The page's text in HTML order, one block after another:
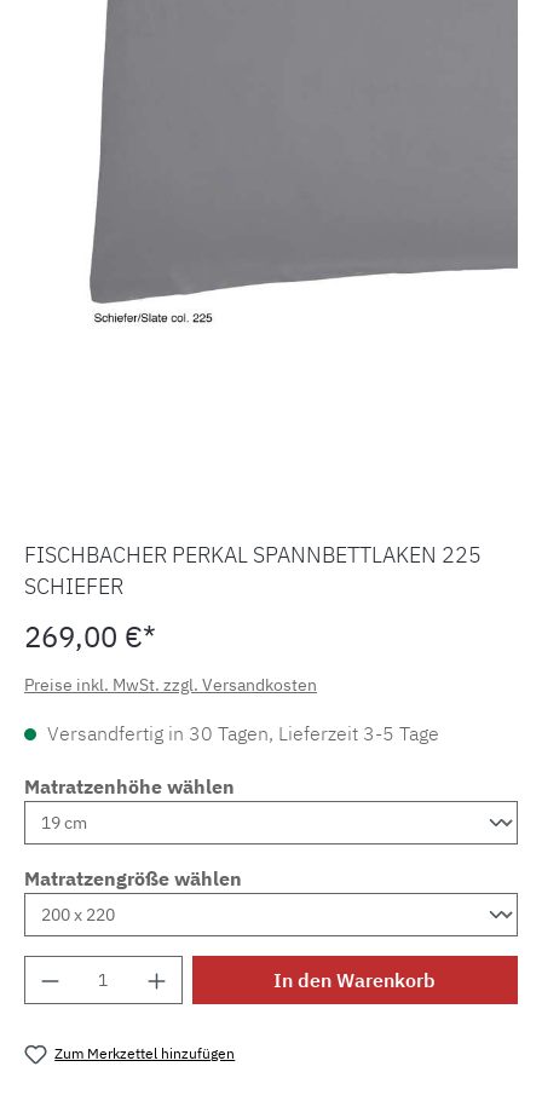
FISCHBACHER PERKAL SPANNBETTLAKEN 225
SCHIEFER
269,00 €*
Preise inkl. MwSt. zzgl. Versandkosten
Versandfertig in 30 Tagen, Lieferzeit 3-5 Tage
Matratzenhöhe wählen
Matratzengröße wählen
Produkt Anzahl: Gib den gewünschten
In den Warenkorb
Zum Merkzettel hinzufügen